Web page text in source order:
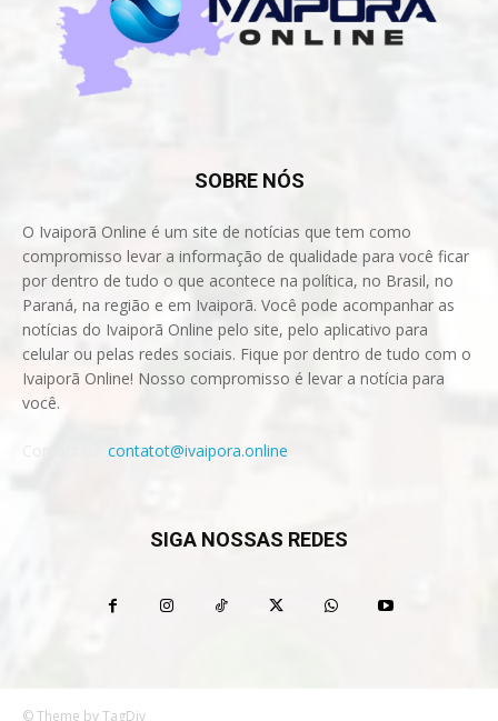
SOBRE NÓS
O Ivaiporã Online é um site de notícias que tem como
compromisso levar a informação de qualidade para você ficar
por dentro de tudo o que acontece na política, no Brasil, no
Paraná, na região e em Ivaiporã. Você pode acompanhar as
notícias do Ivaiporã Online pelo site, pelo aplicativo para
celular ou pelas redes sociais. Fique por dentro de tudo com o
Ivaiporã Online! Nosso compromisso é levar a notícia para
você.
contatot@ivaipora.online
SIGA NOSSAS REDES
© Theme by TagDiv